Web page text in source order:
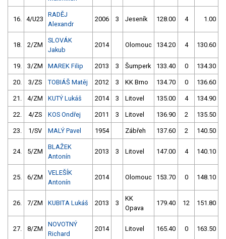
16. 4/U23
RADĚJ
Alexandr
2006 3 Jeseník 128.00 4 1.00
18. 2/ZM
SLOVÁK
Jakub
2014 Olomouc 134.20 4 130.60
19. 3/ZM MAREK Filip 2013 3 Šumperk 133.40 0 134.30
20. 3/ZS TOBIÁŠ Matěj 2012 3 KK Brno 134.70 0 136.60
21. 4/ZM KUTÝ Lukáš 2014 3 Litovel 135.00 4 134.90
22. 4/ZS KOS Ondřej 2011 3 Litovel 136.90 2 135.50
23. 1/SV MALÝ Pavel 1954 Zábřeh 137.60 2 140.50
24. 5/ZM
BLAŽEK
Antonín
2013 3 Litovel 147.00 4 140.10
25. 6/ZM
VELEŠÍK
Antonín
2014 Olomouc 153.70 0 148.10
26. 7/ZM KUBITA Lukáš 2013 3
KK
Opava
179.40 12 151.80
27. 8/ZM
NOVOTNÝ
Richard
2014 Litovel 165.40 0 163.50